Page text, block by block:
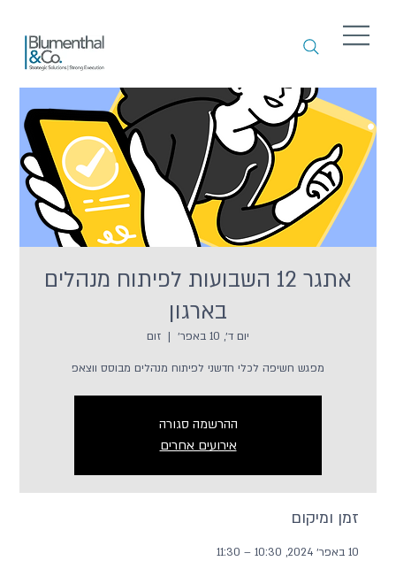
אתגר 12 השבועות לפיתוח מנהלים
בארגון
יום ד׳, 10 באפר׳
  |
זום
מפגש חשיפה לכלי חדשני לפיתוח מנהלים מבוסס ווצאפ
ההרשמה סגורה
אירועים אחרים
זמן ומיקום
10 באפר׳ 2024, 10:30 – 11:30